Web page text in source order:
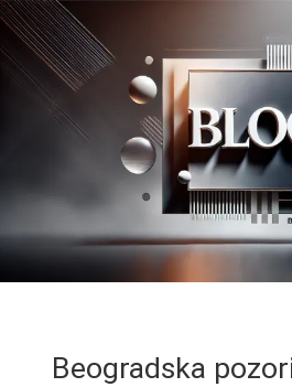
Beogradska